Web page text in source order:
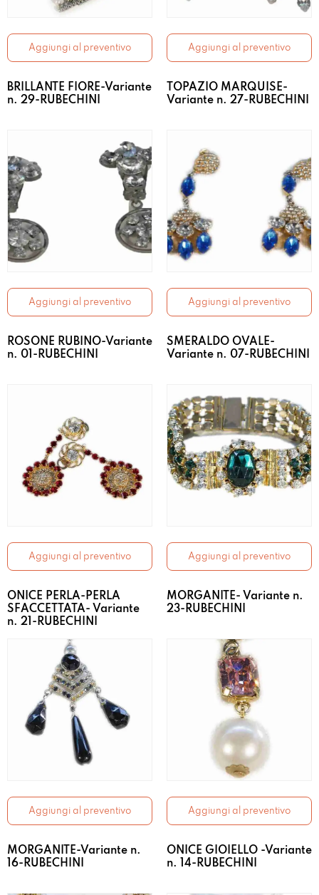
Aggiungi al preventivo Aggiungi al preventivo
BRILLANTE FIORE-Variante
n. 29-RUBECHINI
Aggiungi al preventivo
TOPAZIO MARQUISE-
Variante n. 27-RUBECHINI
Aggiungi al preventivo
ROSONE RUBINO-Variante
n. 01-RUBECHINI
Aggiungi al preventivo
SMERALDO OVALE-
Variante n. 07-RUBECHINI
Aggiungi al preventivo
ONICE PERLA-PERLA
SFACCETTATA- Variante
n. 21-RUBECHINI
Aggiungi al preventivo
MORGANITE- Variante n.
23-RUBECHINI
Aggiungi al preventivo
MORGANITE-Variante n.
16-RUBECHINI
ONICE GIOIELLO -Variante
n. 14-RUBECHINI